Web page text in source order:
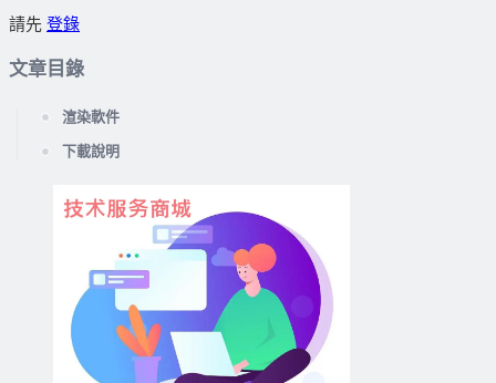
請先 登錄
文章目錄
渲染軟件
下載說明